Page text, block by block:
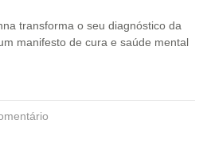
transforma o seu diagnóstico da
manifesto de cura e saúde mental